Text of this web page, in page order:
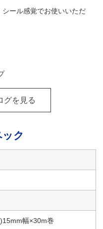
ール感覚でお使いいただ
グを見る
ク
幅×30m巻